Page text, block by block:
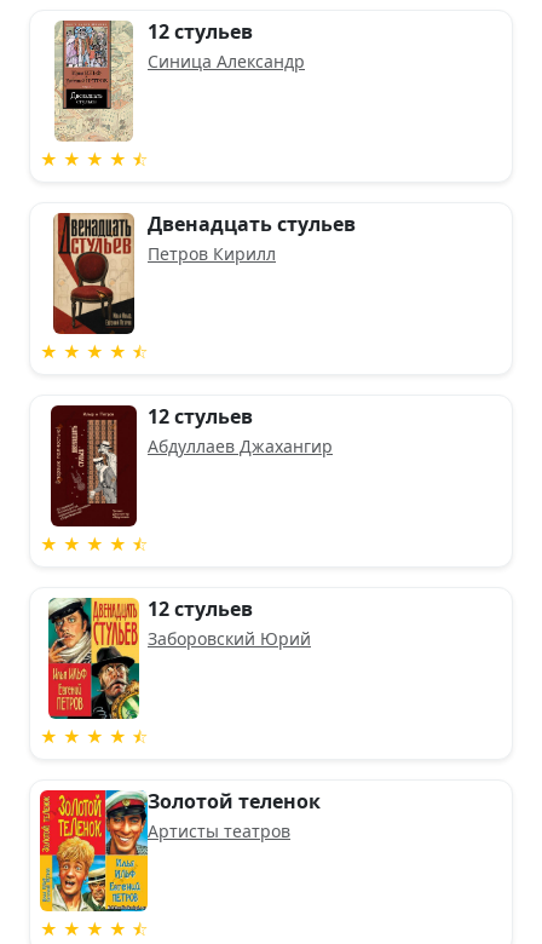
★ ★ ★ ★ ⯪
12 стульев
Синица Александр
★ ★ ★ ★ ⯪
Двенадцать стульев
Петров Кирилл
★ ★ ★ ★ ⯪
12 стульев
Абдуллаев Джахангир
★ ★ ★ ★ ⯪
12 стульев
Заборовский Юрий
★ ★ ★ ★ ⯪
Золотой теленок
Артисты театров